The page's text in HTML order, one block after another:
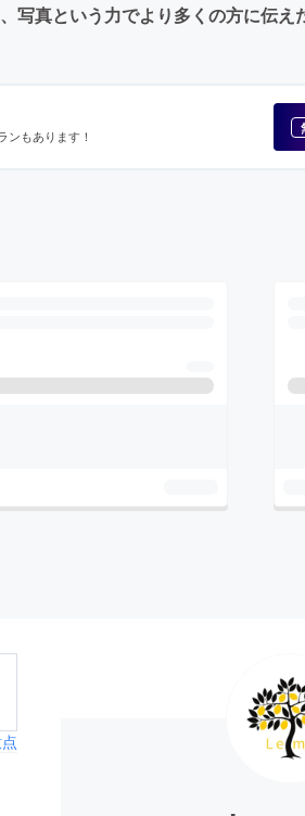
真という力でより多くの方に伝え
もあります！